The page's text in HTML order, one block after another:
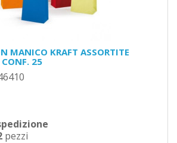
MANICO KRAFT ASSORTITE
25
pezzi